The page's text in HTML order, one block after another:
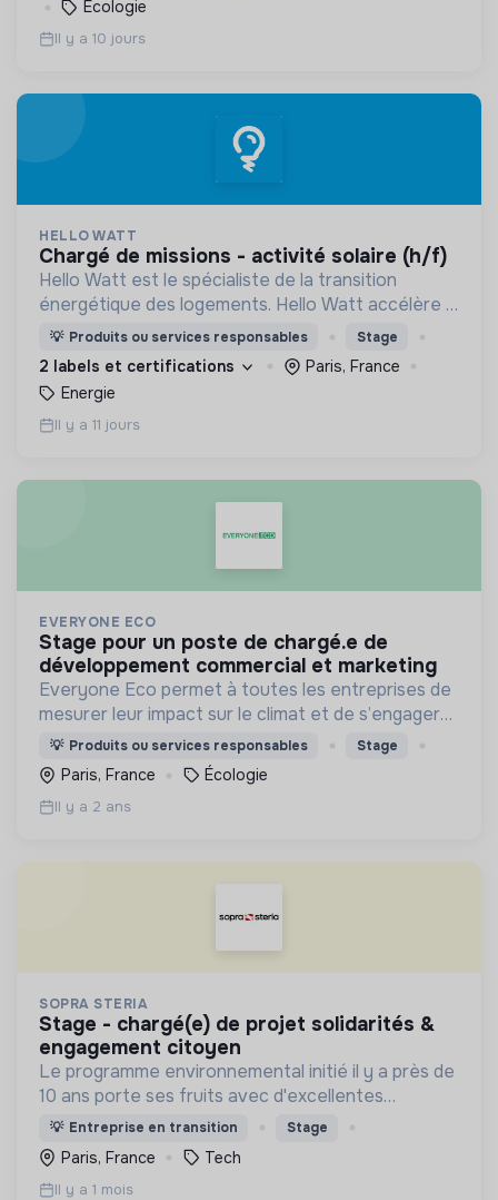
Écologie
Il y a 10 jours
HELLO WATT
chargé de missions - activité solaire (h/f)
Hello Watt est le spécialiste de la transition
énergétique des logements. Hello Watt accélère la
transition énergétique en la rendant plus simple,
plus intelligente et plus accessible.
💡 Produits ou services responsables Stage
2 labels et certifications
Paris, France
Energie
Il y a 11 jours
EVERYONE ECO
stage pour un poste de chargé.e de
développement commercial et marketing
Everyone Eco permet à toutes les entreprises de
mesurer leur impact sur le climat et de s’engager
de manière sincère et transparente dans une
démarche bas-carbone.
💡 Produits ou services responsables Stage
Paris, France Écologie
Il y a 2 ans
SOPRA STERIA
stage - chargé(e) de projet solidarités &
engagement citoyen
Le programme environnemental initié il y a près de
10 ans porte ses fruits avec d'excellentes
performances, le Groupe se classe parmi les
leaders de l'action contre le changement
climatique
💡 Entreprise en transition Stage
Paris, France Tech
Il y a 1 mois